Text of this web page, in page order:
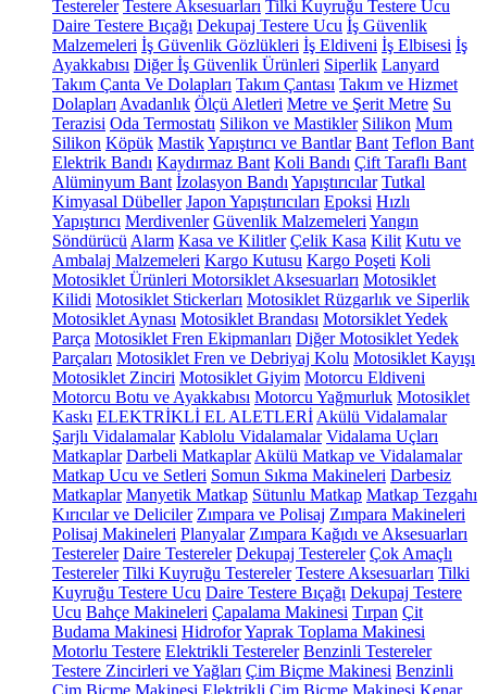
Testereler Testere Aksesuarları Tilki Kuyruğu Testere Ucu
Daire Testere Bıçağı Dekupaj Testere Ucu İş Güvenlik
Malzemeleri İş Güvenlik Gözlükleri İş Eldiveni İş Elbisesi İş
Ayakkabısı Diğer İş Güvenlik Ürünleri Siperlik Lanyard
Takım Çanta Ve Dolapları Takım Çantası Takım ve Hizmet
Dolapları Avadanlık Ölçü Aletleri Metre ve Şerit Metre Su
Terazisi Oda Termostatı Silikon ve Mastikler Silikon Mum
Silikon Köpük MastikYapıştırıcı ve Bantlar Bant Teflon Bant
Elektrik Bandı Kaydırmaz Bant Koli Bandı Çift Taraflı Bant
Alüminyum Bant İzolasyon Bandı Yapıştırıcılar Tutkal
Kimyasal Dübeller Japon Yapıştırıcıları Epoksi Hızlı
Yapıştırıcı Merdivenler Güvenlik Malzemeleri Yangın
Söndürücü Alarm Kasa ve Kilitler Çelik Kasa Kilit Kutu ve
Ambalaj Malzemeleri Kargo Kutusu Kargo Poşeti Koli
Motosiklet Ürünleri Motorsiklet Aksesuarları Motosiklet
Kilidi Motosiklet Stickerları Motosiklet Rüzgarlık ve Siperlik
Motosiklet Aynası Motosiklet Brandası Motorsiklet Yedek
Parça Motosiklet Fren Ekipmanları Diğer Motosiklet Yedek
Parçaları Motosiklet Fren ve Debriyaj Kolu Motosiklet Kayışı
Motosiklet Zinciri Motosiklet Giyim Motorcu Eldiveni
Motorcu Botu ve Ayakkabısı Motorcu Yağmurluk Motosiklet
Kaskı ELEKTRİKLİ EL ALETLERİ Akülü Vidalamalar
Şarjlı Vidalamalar Kablolu Vidalamalar Vidalama Uçları
Matkaplar Darbeli Matkaplar Akülü Matkap ve Vidalamalar
Matkap Ucu ve Setleri Somun Sıkma Makineleri Darbesiz
Matkaplar Manyetik Matkap Sütunlu Matkap Matkap Tezgahı
Kırıcılar ve Deliciler Zımpara ve Polisaj Zımpara Makineleri
Polisaj Makineleri Planyalar Zımpara Kağıdı ve Aksesuarları
Testereler Daire Testereler Dekupaj Testereler Çok Amaçlı
Testereler Tilki Kuyruğu Testereler Testere Aksesuarları Tilki
Kuyruğu Testere Ucu Daire Testere Bıçağı Dekupaj Testere
Ucu Bahçe Makineleri Çapalama Makinesi Tırpan Çit
Budama Makinesi HidroforYaprak Toplama Makinesi
Motorlu Testere Elektrikli Testereler Benzinli Testereler
Testere Zincirleri ve Yağları Çim Biçme Makinesi Benzinli
Çim Biçme Makinesi Elektrikli Çim Biçme Makinesi Kenar